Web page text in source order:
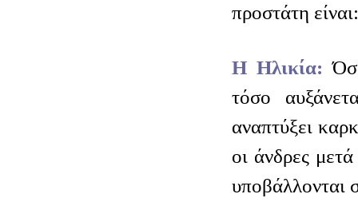
προστάτη είναι:
H Ηλικία:
τόσο
αναπτύξει
οι άνδρες
υποβάλλονται